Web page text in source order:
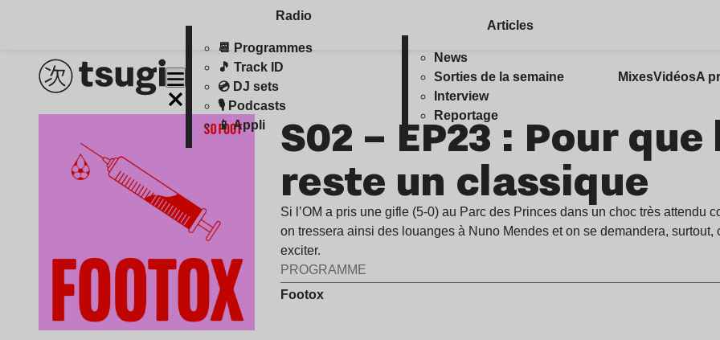
Radio
📆 Programmes
🎵 Track ID
💿 DJ sets
🎙️ Podcasts
📱 Appli
Articles
News
Sorties de la semaine
Interview
Reportage
MixesVidéosA
S02 – EP23 : Pour
reste un classique
Si l’OM a pris une gifle (5-0) au Parc des Princes dans un choc très attendu
on tressera ainsi des louanges à Nuno Mendes et on se demandera,
exciter.
PROGRAMME
Footox